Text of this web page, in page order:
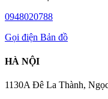
0948020788
Gọi điện Bản đồ
HÀ NỘI
1130A Đê La Thành,